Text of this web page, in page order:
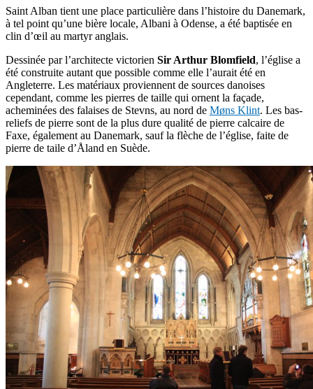
Saint Alban tient une place particulière dans l’histoire du Danemark,
à tel point qu’une bière locale, Albani à Odense, a été baptisée en
clin d’œil au martyr anglais.
Dessinée par l’architecte victorien Sir Arthur Blomfield, l’église a
été construite autant que possible comme elle l’aurait été en
Angleterre. Les matériaux proviennent de sources danoises
cependant, comme les pierres de taille qui ornent la façade,
acheminées des falaises de Stevns, au nord de Møns Klint. Les bas-
reliefs de pierre sont de la plus dure qualité de pierre calcaire de
Faxe, également au Danemark, sauf la flèche de l’église, faite de
pierre de taile d’Åland en Suède.